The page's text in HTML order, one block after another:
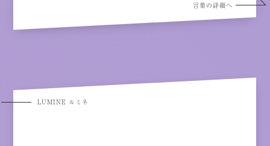
言葉の詳細へ
LUMINE ルミネ